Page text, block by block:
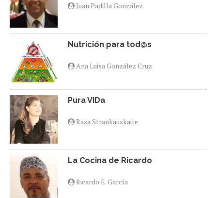
Juan Padilla González
Nutrición para tod@s
Ana Luisa González Cruz
Pura VIDa
Rasa Strankauskaite
La Cocina de Ricardo
Ricardo E. García